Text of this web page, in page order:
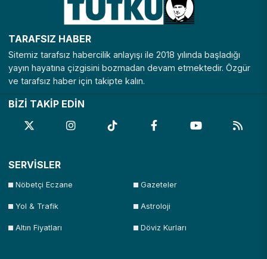
TARAFSIZ HABER
Sitemiz tarafsız habercilik anlayışı ile 2018 yılında başladığı
yayın hayatına çizgisini bozmadan devam etmektedir. Özgür
ve tarafsız haber için takipte kalın.
BİZİ TAKİP EDİN
SERVİSLER
Nöbetçi Eczane Gazeteler
Yol & Trafik Astroloji
Altın Fiyatları Döviz Kurları